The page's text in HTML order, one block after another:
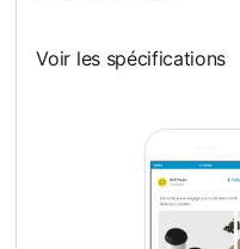
Voir les spécifications